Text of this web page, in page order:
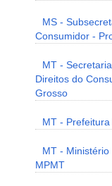
MS -
Consumidor -
MT -
Direitos do
Grosso
MT -
MT -
MPMT